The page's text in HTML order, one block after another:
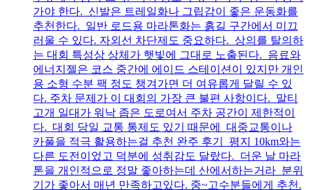
가야 한다. 신발은 트레일화나 그립감이 좋은 운동화를
추천한다. 일반 로드용 마라톤화는 흙길 구간에서 미끄
러울 수 있다. 자외선 차단제도 중요하다. 상의를 탈의하
는 대회 특성상 상체가 햇빛에 그대로 노출된다. 음료와
에너지젤은 코스 중간에 에이드 스테이션이 있지만 개인
용 소형 수분 팩 정도 챙겨가면 더 여유롭게 달릴 수 있
다. 주차 문제가 이 대회의 가장 큰 불편 사항이다. 말티
고개 일대가 워낙 좁은 도로여서 주차 공간이 제한적이
다. 대회 당일 교통 통제도 있기 때문에 대중교통이나
카풀을 적극 활용하는걸 추천 완주 후기 평지 10km와는
다른 도전이었고 덕분에 성취감도 달랐다. 더운 날 마라
톤을 개인적으로 정말 좋아하는데 산에서하는거라 분위
기가 좋아서 매년 만족하고있다. 중~고수분들에게 추천.